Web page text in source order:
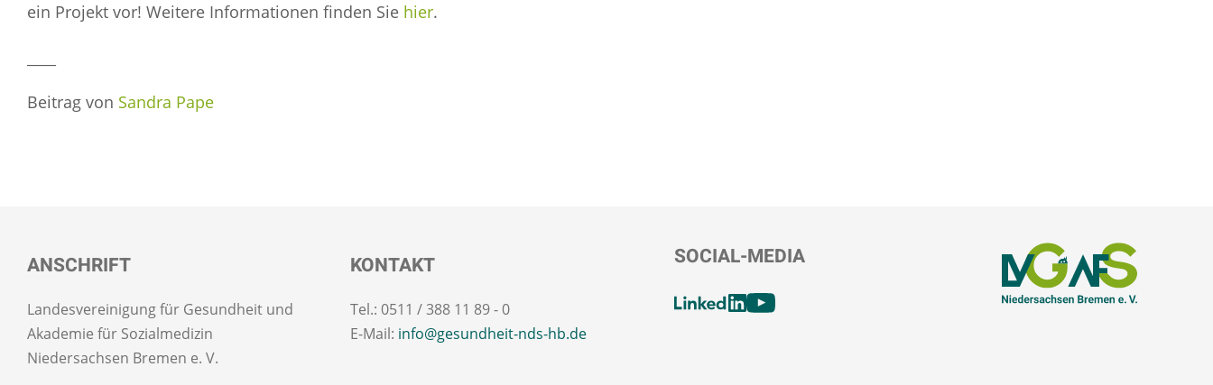
ein Projekt vor! Weitere Informationen finden Sie hier.
Beitrag von Sandra Pape
ANSCHRIFT
Landesvereinigung für Gesundheit und
Akademie für Sozialmedizin
Niedersachsen Bremen e. V.
KONTAKT
Tel.: 0511 / 388 11 89 - 0
E-Mail: info@gesundheit-nds-hb.de
SOCIAL-MEDIA
[SOCIALLINKSTITLE]